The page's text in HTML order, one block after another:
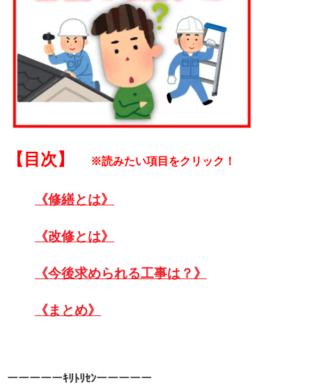
【目次】 ※読みたい項目をクリック！
《修繕とは》
《改修とは》
《今後求められる工事は？》
《まとめ》
ーーーーーｷﾘﾄﾘｾﾝーーーーー